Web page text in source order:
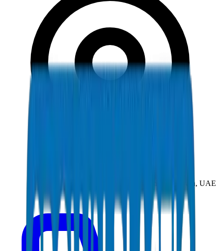
New Industrial Area, Umm Al Quwain, UAE